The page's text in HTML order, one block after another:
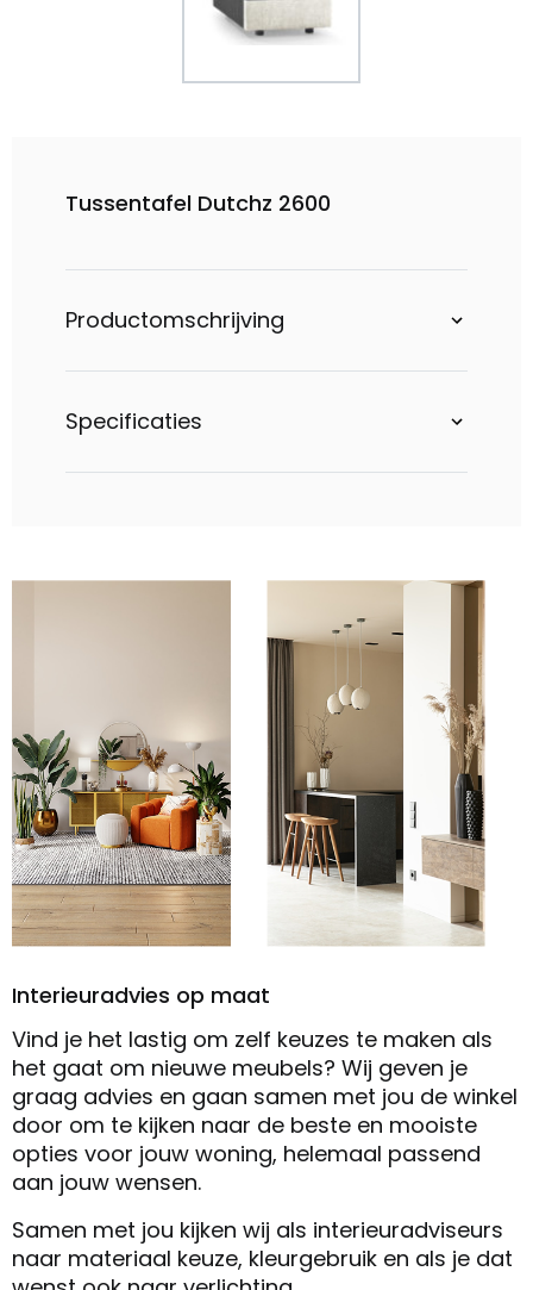
Tussentafel Dutchz 2600
Productomschrijving
Specificaties
Interieuradvies op maat
Vind je het lastig om zelf keuzes te maken als
het gaat om nieuwe meubels? Wij geven je
graag advies en gaan samen met jou de winkel
door om te kijken naar de beste en mooiste
opties voor jouw woning, helemaal passend
aan jouw wensen.
Samen met jou kijken wij als interieuradviseurs
naar materiaal keuze, kleurgebruik en als je dat